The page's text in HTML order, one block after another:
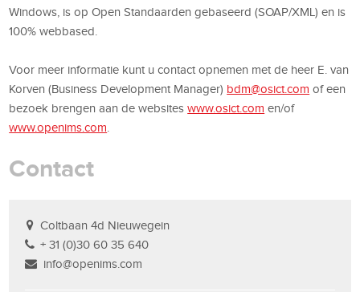
Windows, is op Open Standaarden gebaseerd (SOAP/XML) en is
100% webbased.
Voor meer informatie kunt u contact opnemen met de heer E. van
Korven (Business Development Manager) bdm@osict.com of een
bezoek brengen aan de websiteswww.osict.com en/of
www.openims.com
Contact
Coltbaan 4d Nieuwegein
+ 31 (0)30 60 35 640
info@openims.com